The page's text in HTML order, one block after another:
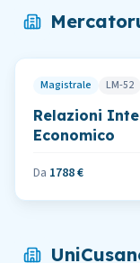
Magistrale LM-52
Relazioni
Economico
Da 1788 €